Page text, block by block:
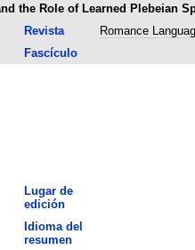
the Role of Learned Plebeian
Revista Romance
Fascículo
Lugar de
edición
Idioma del
resumen